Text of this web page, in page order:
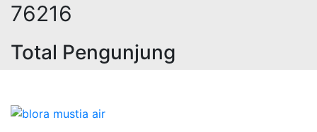
94805
Total Pengunjung